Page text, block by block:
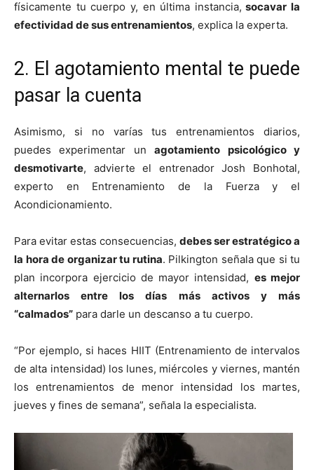
físicamente tu cuerpo y, en última instancia, socavar la
efectividad de sus entrenamientos, explica la experta.
2. El agotamiento mental te puede
pasar la cuenta
Asimismo, si no varías tus entrenamientos diarios,
puedes experimentar unagotamiento psicológico y
desmotivarte, advierte el entrenador Josh Bonhotal,
experto en Entrenamiento de la Fuerza y el
Acondicionamiento.
Para evitar estas consecuencias, debes ser estratégico a
la hora de organizar tu rutina. Pilkington señala que si tu
plan incorpora ejercicio de mayor intensidad, es mejor
alternarlos entre los días más activos y más
“calmados” para darle un descanso a tu cuerpo.
“Por ejemplo, si haces HIIT (Entrenamiento de intervalos
de alta intensidad) los lunes, miércoles y viernes, mantén
los entrenamientos de menor intensidad los martes,
jueves y fines de semana”, señala la especialista.